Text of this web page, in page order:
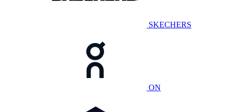
SKECHERS
ON